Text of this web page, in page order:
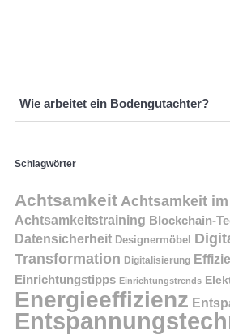
Wie arbeitet ein Bodengutachter?
Schlagwörter
Achtsamkeit Achtsamkeit
Achtsamkeitstraining Blockchain-
Datensicherheit Designermöbel
Transformation Digitalisierung
Einrichtungstipps Einrichtungstrends
Energieeffizienz